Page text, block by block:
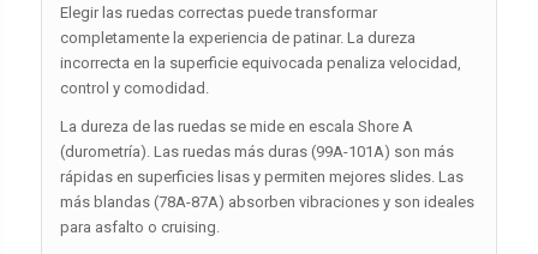
Elegir las ruedas correctas puede transformar
completamente la experiencia de patinar. La dureza
incorrecta en la superficie equivocada penaliza velocidad,
control y comodidad.
La dureza de las ruedas se mide en escala Shore A
(durometría). Las ruedas más duras (99A-101A) son más
rápidas en superficies lisas y permiten mejores slides. Las
más blandas (78A-87A) absorben vibraciones y son ideales
para asfalto o cruising.